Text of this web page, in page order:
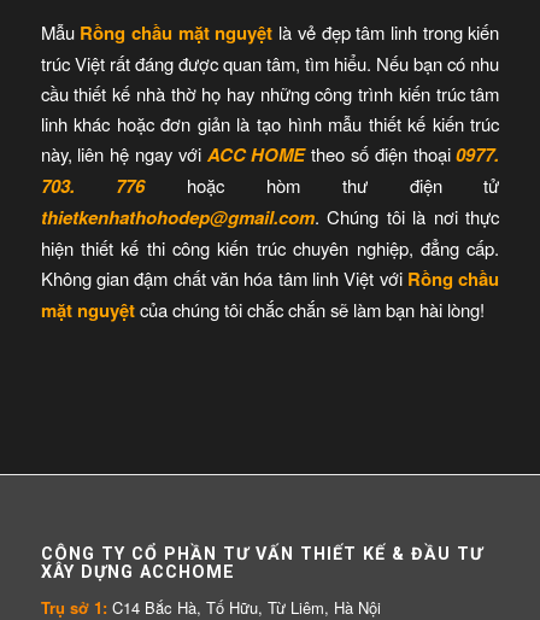
Mẫu Rồng chầu mặt nguyệt là vẻ đẹp tâm linh trong kiến
trúc Việt rất đáng được quan tâm, tìm hiểu. Nếu bạn có nhu
cầu thiết kế nhà thờ họ hay những công trình kiến trúc tâm
linh khác hoặc đơn giản là tạo hình mẫu thiết kế kiến trúc
này, liên hệ ngay với ACC HOMEtheo số điện thoại0977.
703. 776hoặc hòm thư điện tử
thietkenhathohodep@gmail.com. Chúng tôi là nơi thực
hiện thiết kế thi công kiến trúc chuyên nghiệp, đẳng cấp.
Không gian đậm chất văn hóa tâm linh Việt với Rồng chầu
mặt nguyệtcủa chúng tôi chắc chắn sẽ làm bạn hài lòng!
CÔNG TY CỔ PHẦN TƯ VẤN THIẾT KẾ & ĐẦU TƯ
XÂY DỰNG ACCHOME
Trụ sở 1:C14 Bắc Hà, Tố Hữu, Từ Liêm, Hà Nội